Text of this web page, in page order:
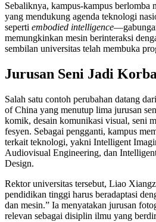
Sebaliknya, kampus-kampus berlomba
yang mendukung agenda teknologi
seperti embodied intelligence
memungkinkan mesin berinteraksi
sembilan universitas telah membuka
Jurusan Seni Jadi
Salah satu contoh perubahan datang
of China yang menutup lima jurusan
komik, desain komunikasi visual, seni
fesyen. Sebagai pengganti, kampus
terkait teknologi, yakni Intelligent
Audiovisual Engineering, dan
Design.
Rektor universitas tersebut, Liao
pendidikan tinggi harus beradaptasi
dan mesin.” Ia menyatakan jurusan
relevan sebagai disiplin ilmu yang